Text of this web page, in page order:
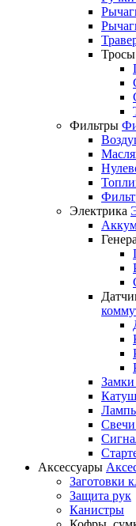
Тросы
Фильтры
Электрика
Аксессуары
Заготовки
Защита рук
Канистры